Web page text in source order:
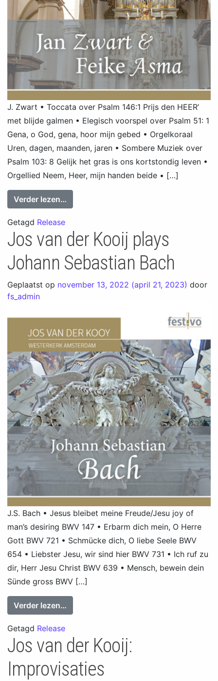
J. Zwart • Toccata over Psalm 146:1 Prijs den HEER’
met blijde galmen • Elegisch voorspel over Psalm 51: 1
Gena, o God, gena, hoor mijn gebed • Orgelkoraal
Uren, dagen, maanden, jaren • Sombere Muziek over
Psalm 103: 8 Gelijk het gras is ons kortstondig leven •
Orgellied Neem, Heer, mijn handen beide • […]
Verder lezen…
Getagd Release
Jos van der Kooij plays
Johann Sebastian Bach
Geplaatst op november 13, 2022 (april 21, 2023) door
fs_admin
J.S. Bach • Jesus bleibet meine Freude/Jesu joy of
man’s desiring BWV 147 • Erbarm dich mein, O Herre
Gott BWV 721 • Schmücke dich, O liebe Seele BWV
654 • Liebster Jesu, wir sind hier BWV 731 • Ich ruf zu
dir, Herr Jesu Christ BWV 639 • Mensch, bewein dein
Sünde gross BWV […]
Verder lezen…
Getagd Release
Jos van der Kooij:
Improvisaties